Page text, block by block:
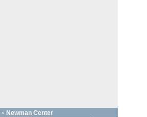
Newman Center